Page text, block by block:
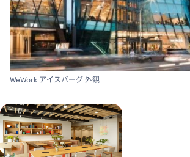
WeWork アイスバーグ 外観